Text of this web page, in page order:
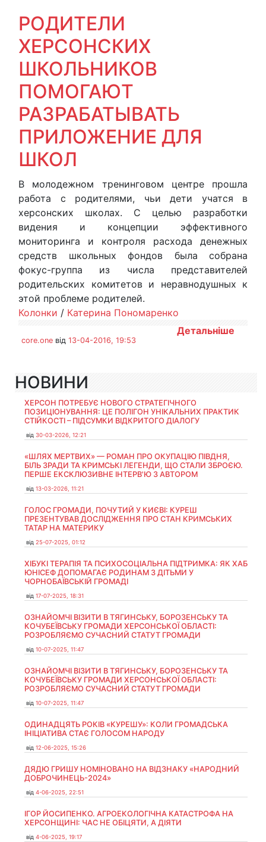
РОДИТЕЛИ
ХЕРСОНСКИХ
ШКОЛЬНИКОВ
ПОМОГАЮТ
РАЗРАБАТЫВАТЬ
ПРИЛОЖЕНИЕ ДЛЯ
ШКОЛ
В молодежном тренинговом центре прошла
работа с родителями, чьи дети учатся в
херсонских школах. С целью разработки
видения и концепции эффективного
мониторинга и контроля расхода денежных
средств школьных фондов была собрана
фокус-группа из числа представителей
родительских комитетов и неравнодушных к
этой проблеме родителей.
Колонки / Катерина Пономаренко
Детальніше
core.one від 13-04-2016, 19:53
НОВИНИ
ХЕРСОН ПОТРЕБУЄ НОВОГО СТРАТЕГІЧНОГО
ПОЗИЦІОНУВАННЯ: ЦЕ ПОЛІГОН УНІКАЛЬНИХ ПРАКТИК
СТІЙКОСТІ – ПІДСУМКИ ВІДКРИТОГО ДІАЛОГУ
від 30-03-2026, 12:21
«ШЛЯХ МЕРТВИХ» — РОМАН ПРО ОКУПАЦІЮ ПІВДНЯ,
БІЛЬ ЗРАДИ ТА КРИМСЬКІ ЛЕГЕНДИ, ЩО СТАЛИ ЗБРОЄЮ.
ПЕРШЕ ЕКСКЛЮЗИВНЕ ІНТЕРВ'Ю З АВТОРОМ
від 13-03-2026, 11:21
ГОЛОС ГРОМАДИ, ПОЧУТИЙ У КИЄВІ: КУРЕШ
ПРЕЗЕНТУВАВ ДОСЛІДЖЕННЯ ПРО СТАН КРИМСЬКИХ
ТАТАР НА МАТЕРИКУ
від 25-07-2025, 01:12
ХІБУКІ ТЕРАПІЯ ТА ПСИХОСОЦІАЛЬНА ПІДТРИМКА: ЯК ХАБ
ЮНІСЕФ ДОПОМАГАЄ РОДИНАМ З ДІТЬМИ У
ЧОРНОБАЇВСЬКІЙ ГРОМАДІ
від 17-07-2025, 18:31
ОЗНАЙОМЧІ ВІЗИТИ В ТЯГИНСЬКУ, БОРОЗЕНСЬКУ ТА
КОЧУБЕЇВСЬКУ ГРОМАДИ ХЕРСОНСЬКОЇ ОБЛАСТІ:
РОЗРОБЛЯЄМО СУЧАСНИЙ СТАТУТ ГРОМАДИ
від 10-07-2025, 11:47
ОЗНАЙОМЧІ ВІЗИТИ В ТЯГИНСЬКУ, БОРОЗЕНСЬКУ ТА
КОЧУБЕЇВСЬКУ ГРОМАДИ ХЕРСОНСЬКОЇ ОБЛАСТІ:
РОЗРОБЛЯЄМО СУЧАСНИЙ СТАТУТ ГРОМАДИ
від 10-07-2025, 11:47
ОДИНАДЦЯТЬ РОКІВ «КУРЕШУ»: КОЛИ ГРОМАДСЬКА
ІНІЦІАТИВА СТАЄ ГОЛОСОМ НАРОДУ
від 12-06-2025, 15:26
ДЯДЮ ГРИШУ НОМІНОВАНО НА ВІДЗНАКУ «НАРОДНИЙ
ДОБРОЧИНЕЦЬ-2024»
від 4-06-2025, 22:51
ІГОР ЙОСИПЕНКО. АГРОЕКОЛОГІЧНА КАТАСТРОФА НА
ХЕРСОНЩИНІ: ЧАС НЕ ОБІЦЯТИ, А ДІЯТИ
від 4-06-2025, 19:17